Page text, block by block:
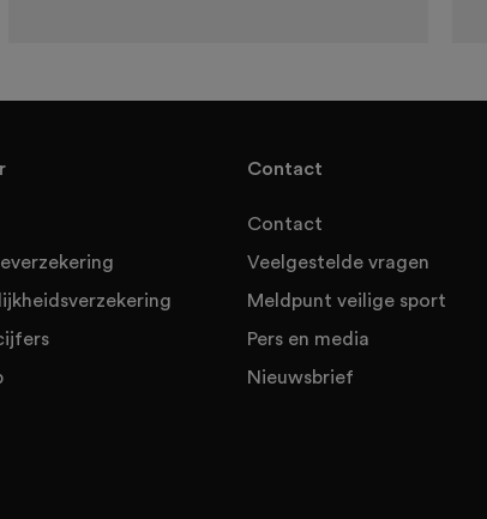
Contact
Contact
Veelgestelde vragen
Meldpunt veilige sport
Pers en media
Nieuwsbrief